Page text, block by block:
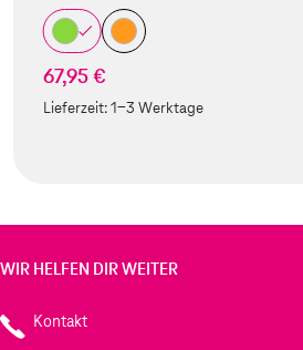
67,95 €
Lieferzeit:1-3 Werktage
WIR HELFEN DIR WEITER
Kontakt